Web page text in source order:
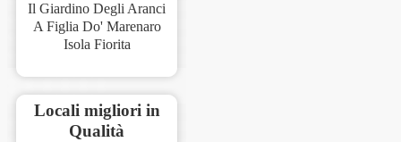
Il Giardino Degli Aranci
A Figlia Do' Marenaro
Isola Fiorita
Locali migliori in
Qualità